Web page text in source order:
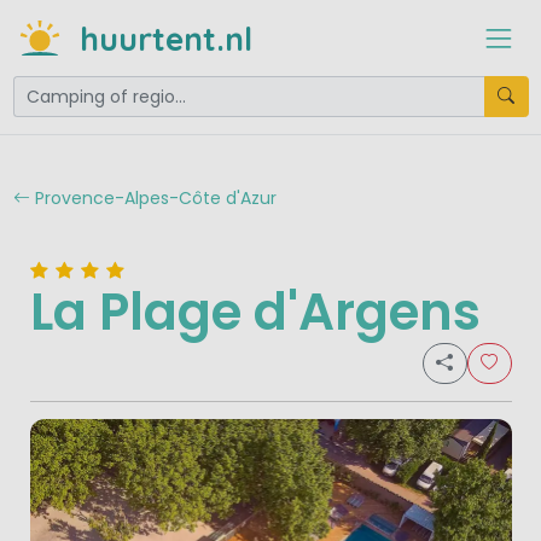
huurtent.nl
Provence-Alpes-Côte d'Azur
La Plage d'Argens